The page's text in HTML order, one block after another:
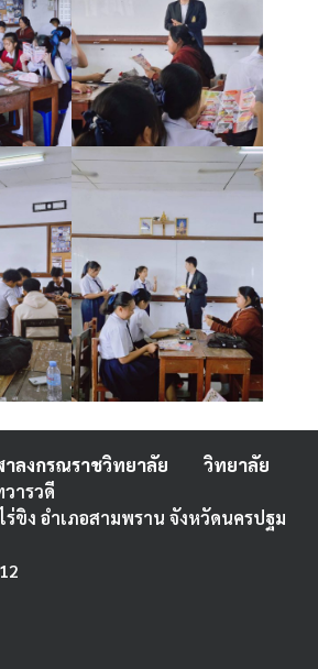
าลงกรณราชวิทยาลัย วิทยาลัย
ารวดี
ขิง อำเภอสามพราน จังหวัดนครปฐม